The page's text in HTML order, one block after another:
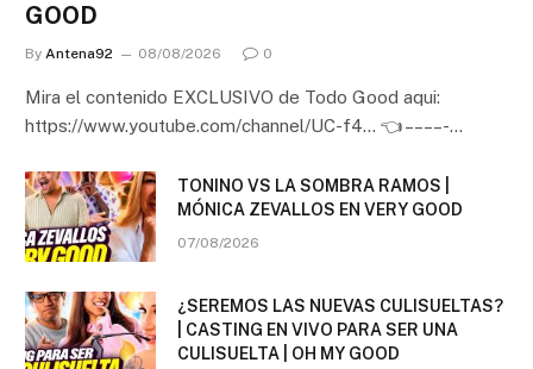
GOOD
By Antena92 08/08/2026 0
Mira el contenido EXCLUSIVO de Todo Good aqui:
https://www.youtube.com/channel/UC-f4… 👈 – – – – -…
TONINO VS LA SOMBRA RAMOS |
MÓNICA ZEVALLOS EN VERY GOOD
07/08/2026
¿SEREMOS LAS NUEVAS CULISUELTAS?
| CASTING EN VIVO PARA SER UNA
CULISUELTA | OH MY GOOD